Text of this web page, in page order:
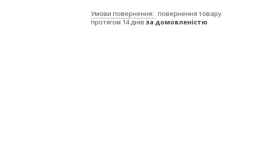
повернення товару
протягом 14 днів за домовленістю